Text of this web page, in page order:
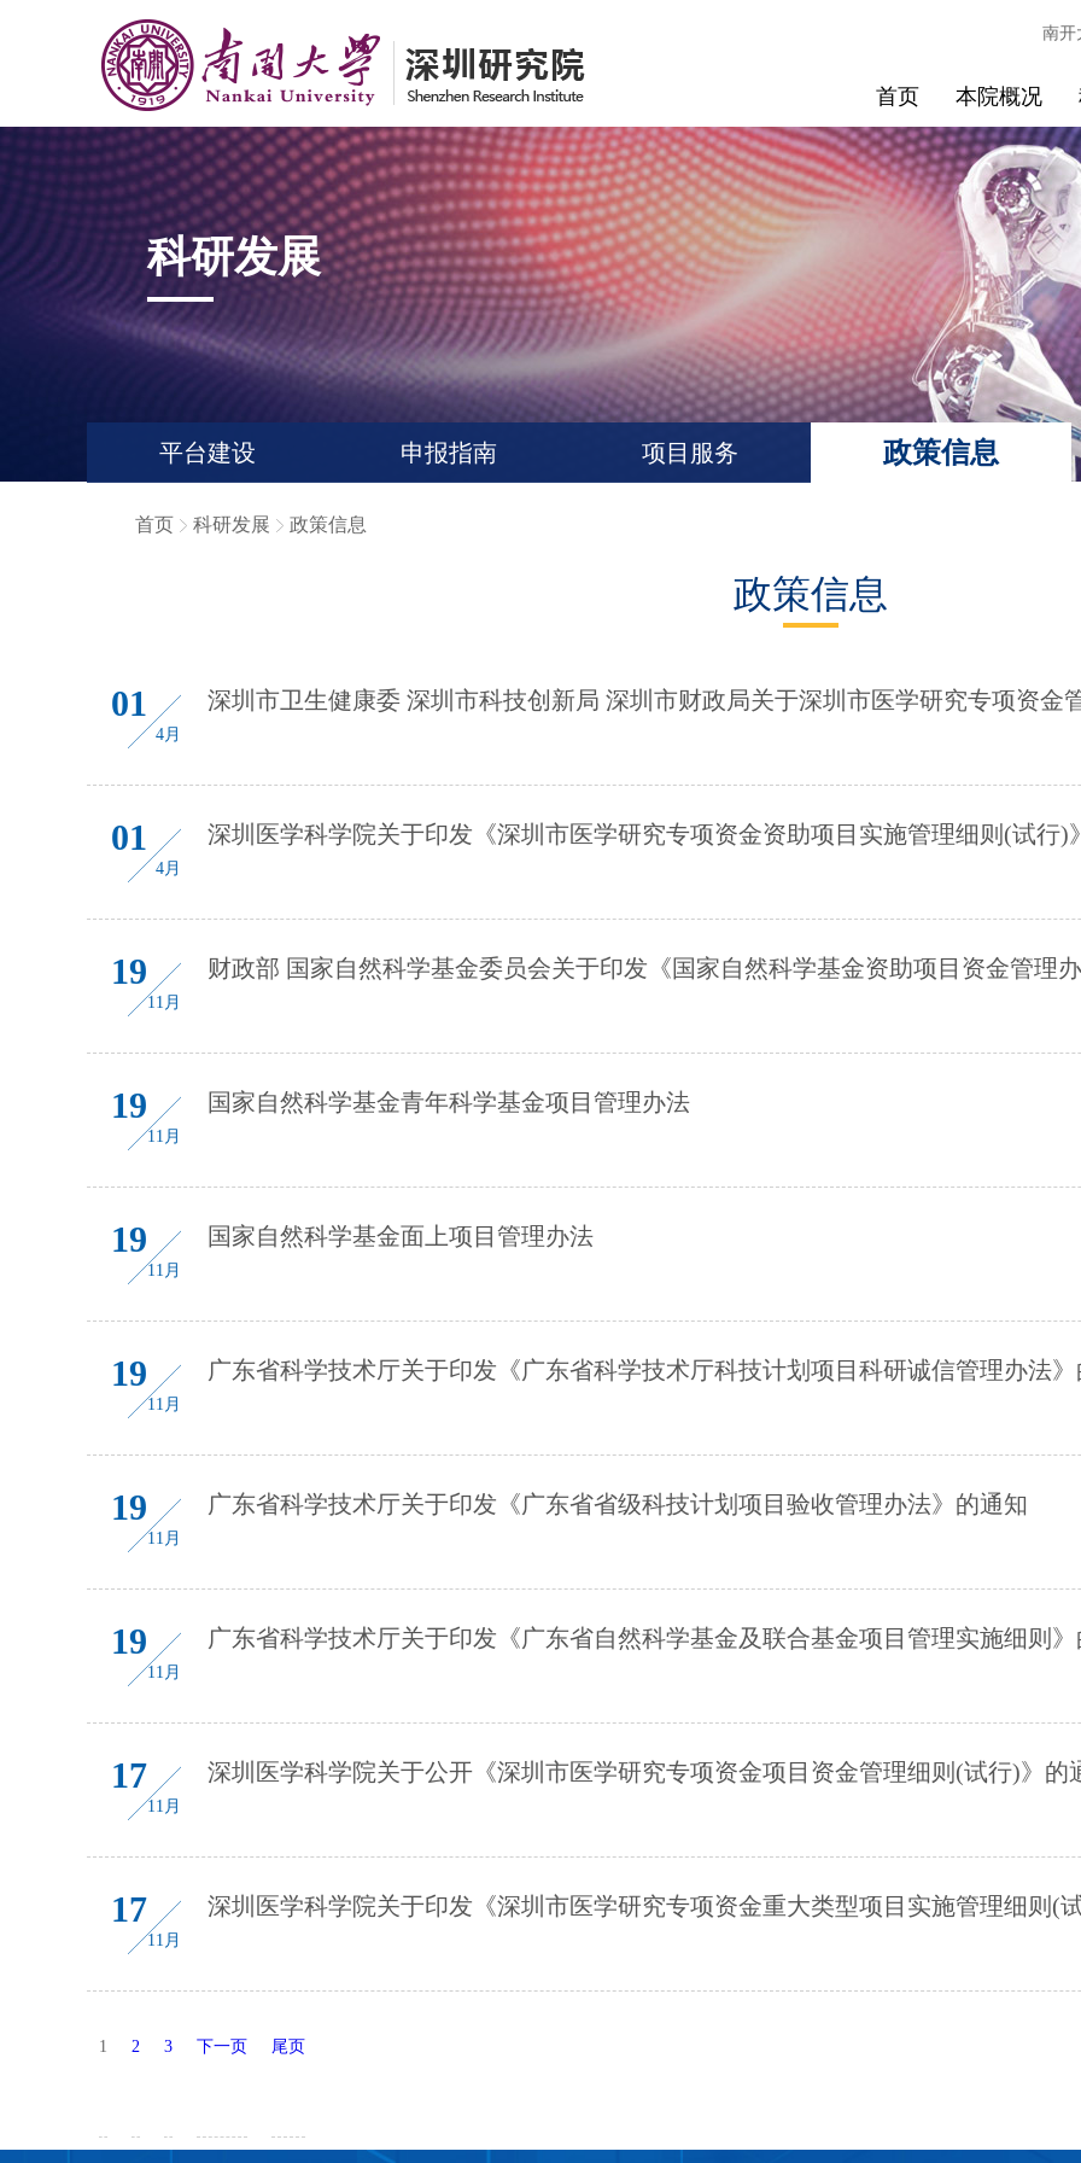
南开
首页 本院概况
科研发展
平台建设 申报指南 项目服务 政策信息
首页 科研发展 政策信息
政策信息
01
4月
深圳市卫生健康委 深圳市科技创新局 深圳市财政局关于深圳市医学研究专项资金
01
4月
深圳医学科学院关于印发《深圳市医学研究专项资金资助项目实施管理细则(试行)
19
11月
财政部 国家自然科学基金委员会关于印发《国家自然科学基金资助项目资金管理
19
11月
国家自然科学基金青年科学基金项目管理办法
19
11月
国家自然科学基金面上项目管理办法
19
11月
广东省科学技术厅关于印发《广东省科学技术厅科技计划项目科研诚信管理办法
19
11月
广东省科学技术厅关于印发《广东省省级科技计划项目验收管理办法》的通知
19
11月
广东省科学技术厅关于印发《广东省自然科学基金及联合基金项目管理实施细则
17
11月
深圳医学科学院关于公开《深圳市医学研究专项资金项目资金管理细则(试行)》的
17
11月
深圳医学科学院关于印发《深圳市医学研究专项资金重大类型项目实施管理细则(
1 2 3 下一页 尾页